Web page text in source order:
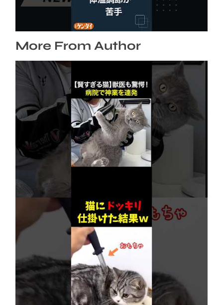
More From Author
【賢すぎる猫】獣医も驚愕！病院で神業を連発
2026年8月6日
ネコにドッキリ仕掛けた結果５選 #猫のいる暮
らし #cat #面白集 #ねこ #笑ったら負け